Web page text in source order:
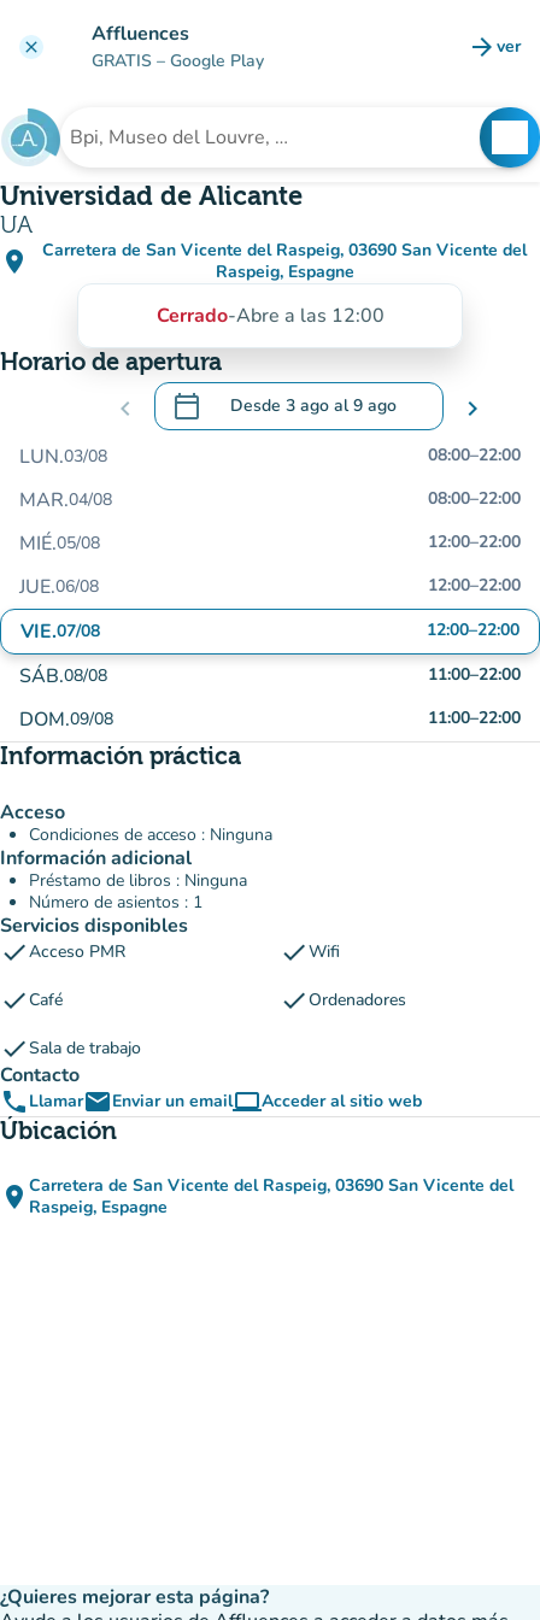
clear Affluences
GRATIS – Google Play arrow_forward ver
Buscar un establecimiento
Universidad de Alicante
UA
place
Carretera de San Vicente del Raspeig, 03690 San Vicente del
Raspeig, Espagne
(abrir en Google Maps)
(nueva pestaña)
Cerrado-Abre a las 12:00
Horario de apertura
chevron_left calendar_today Desde 3 ago al9 ago
.Abra el calendario para cambiar las
chevron_right
LUN.03/08 08:00–22:00
MAR.04/08 08:00–22:00
MIÉ.05/08 12:00–22:00
JUE.06/08 12:00–22:00
VIE.07/08 12:00–22:00
SÁB.08/08 11:00–22:00
DOM.09/08 11:00–22:00
Información práctica
Acceso
Condiciones de acceso : Ninguna
Información adicional
Préstamo de libros : Ninguna
Número de asientos : 1
Servicios disponibles
checkAcceso PMR checkWifi
checkCafé checkOrdenadores
checkSala de trabajo
Contacto
phone LlamaremailEnviar un emailcomputerAcceder al sitio web
(nueva pestaña)
Úbicación
place Carretera de San Vicente del Raspeig, 03690 San Vicente del
Raspeig, Espagne
¿Quieres mejorar esta página?